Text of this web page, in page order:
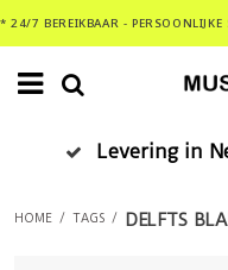
* 24/7 BEREIKBAAR - PERSOONLIJKE
Levering in
HOME / TAGS / DELFTS